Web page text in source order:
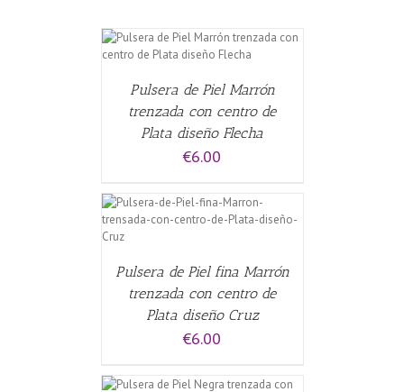
Pulsera de Piel Marrón
trenzada con centro de
Plata diseño Flecha
€6.00
Pulsera de Piel fina Marrón
trenzada con centro de
Plata diseño Cruz
€6.00